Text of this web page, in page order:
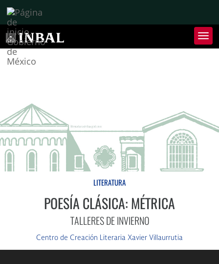
de
de
LITERATURA
POESÍA CLÁSICA: MÉTRICA
TALLERES DE INVIERNO
Centro de Creación Literaria Xavier Villaurrutia